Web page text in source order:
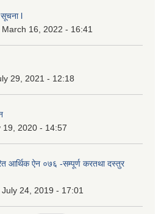
सूचना l
16, 2022 - 16:41
29, 2021 - 12:18
19, 2020 - 14:57
आर्थिक ऐन ०७६ -सम्पूर्ण करतथा दस्तुर
24, 2019 - 17:01